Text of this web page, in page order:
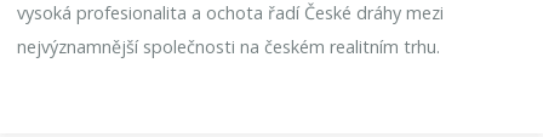
vysoká profesionalita a ochota řadí České dráhy mezi
nejvýznamnější společnosti na českém realitním trhu.